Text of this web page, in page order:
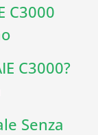
C3000
C3000?
Senza